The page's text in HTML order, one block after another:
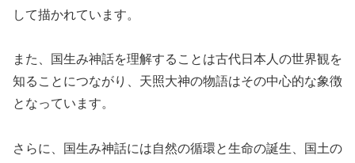
して描かれています。
また、国生み神話を理解することは古代日本人の世界観を
知ることにつながり、天照大神の物語はその中心的な象徴
となっています。
さらに、国生み神話には自然の循環と生命の誕生、国土の